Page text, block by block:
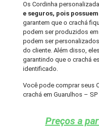
Os Cordinha
e seguros, pois
garantem que o crachá
podem ser produzidos
podem ser
do cliente. Além disso, eles
garantindo que o crachá
identificado.
Você pode comprar seus
crachá em Guarulhos –
Preços a